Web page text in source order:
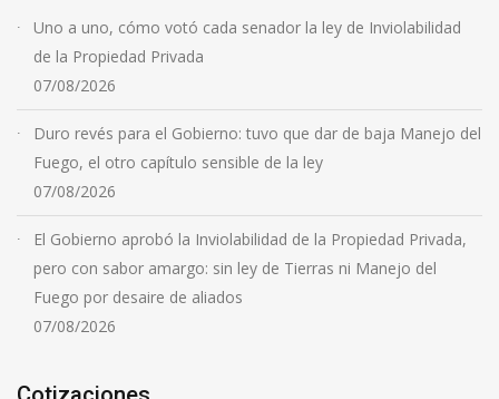
Uno a uno, cómo votó cada senador la ley de Inviolabilidad
de la Propiedad Privada
07/08/2026
Duro revés para el Gobierno: tuvo que dar de baja Manejo del
Fuego, el otro capítulo sensible de la ley
07/08/2026
El Gobierno aprobó la Inviolabilidad de la Propiedad Privada,
pero con sabor amargo: sin ley de Tierras ni Manejo del
Fuego por desaire de aliados
07/08/2026